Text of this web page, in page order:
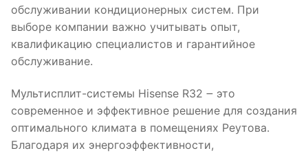
обслуживании кондиционерных систем. При
выборе компании важно учитывать опыт,
квалификацию специалистов и гарантийное
обслуживание.
Мультисплит-системы Hisense R32 ౼ это
современное и эффективное решение для создания
оптимального климата в помещениях Реутова.
Благодаря их энергоэффективности,